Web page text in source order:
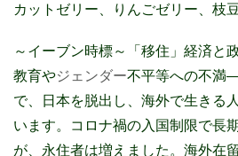
カットゼリー、りんごゼリー、枝豆
～イーブン時標～「移住」 経済と
教育やジェンダー不平等への不満
で、日本を脱出し、海外で生きる
います。
コロナ禍の入国制限で長
が、永住者は増えました。海外在